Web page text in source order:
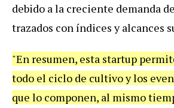
debido a la creciente demanda
trazados con índices y alcances
"En resumen, esta startup
todo el ciclo de cultivo y los
que lo componen, al mismo